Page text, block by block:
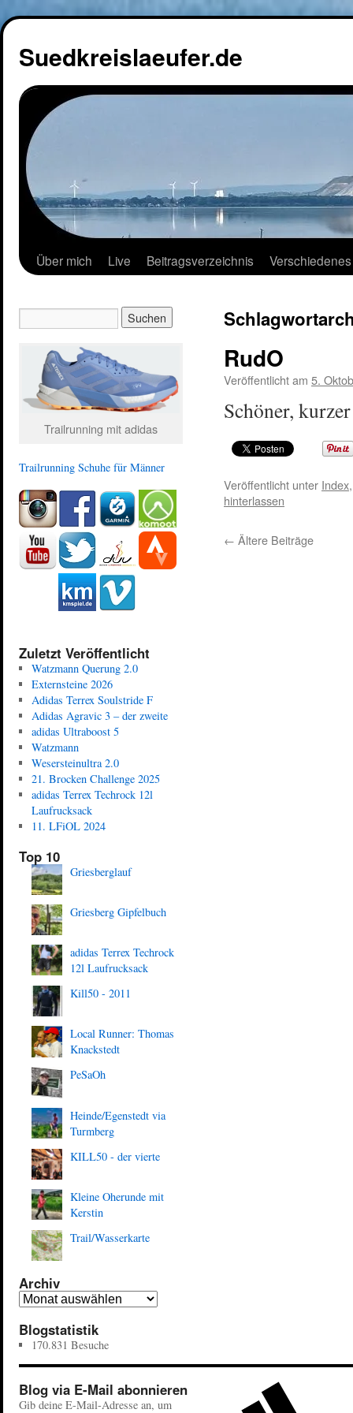
Suedkreislaeufer.de
Über mich Live Beitragsverzeichnis Verschiedenes
RudO
Veröffentlicht am 5.
Schöner,
Veröffentlicht unter Index
hinterlassen
← Ältere Beiträge
Trailrunning mit adidas
Trailrunning Schuhe für Männer
Zuletzt Veröffentlicht
Watzmann Querung 2.0
Externsteine 2026
Adidas Terrex Soulstride F
Adidas Agravic 3 – der zweite
adidas Ultraboost 5
Watzmann
Wesersteinultra 2.0
21. Brocken Challenge 2025
adidas Terrex Techrock 12l
Laufrucksack
11. LFiOL 2024
Top 10
Griesberglauf
Griesberg Gipfelbuch
adidas Terrex Techrock
12l Laufrucksack
Kill50 - 2011
Local Runner: Thomas
Knackstedt
PeSaOh
Heinde/Egenstedt via
Turmberg
KILL50 - der vierte
Kleine Oherunde mit
Kerstin
Trail/Wasserkarte
Archiv
Blogstatistik
170.831 Besuche
Blog via E-Mail abonnieren
Gib deine E-Mail-Adresse an, um